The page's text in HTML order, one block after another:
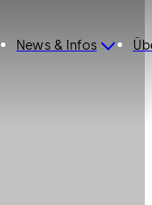
News & Infos